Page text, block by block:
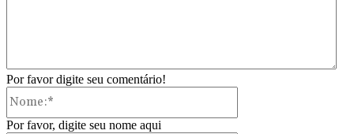
Por favor digite seu comentário!
Por favor, digite seu nome aqui